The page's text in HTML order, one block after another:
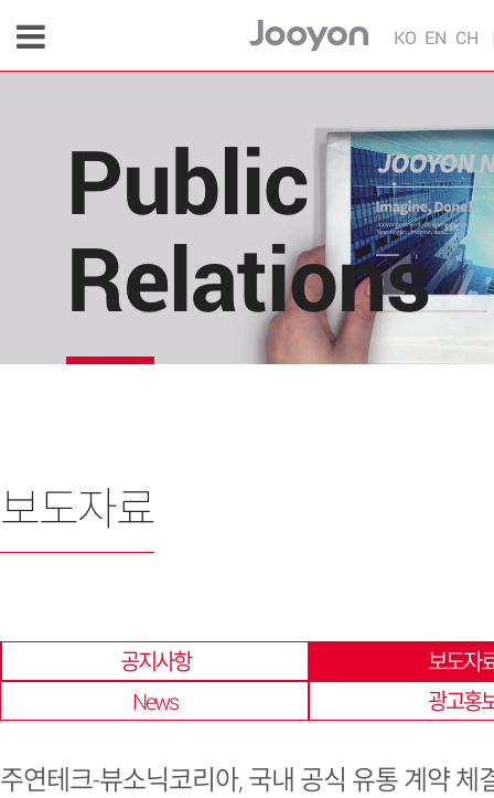
KO EN CH
Public
Relations
편리하게
한 곳에 모아 확인 할 수 있습니다.
보도자료
공지사항
보도자
News
광고홍
주연테크-뷰소닉코리아, 국내 공식 유통 계약 체